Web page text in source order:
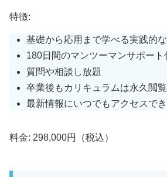
特徴:
基礎から応用まで学べる実践的
180日間のマンツーマンサポート
質問や相談し放題
卒業後もカリキュラムは永久閲
最新情報にいつでもアクセスで
料金: 298,000円（税込）